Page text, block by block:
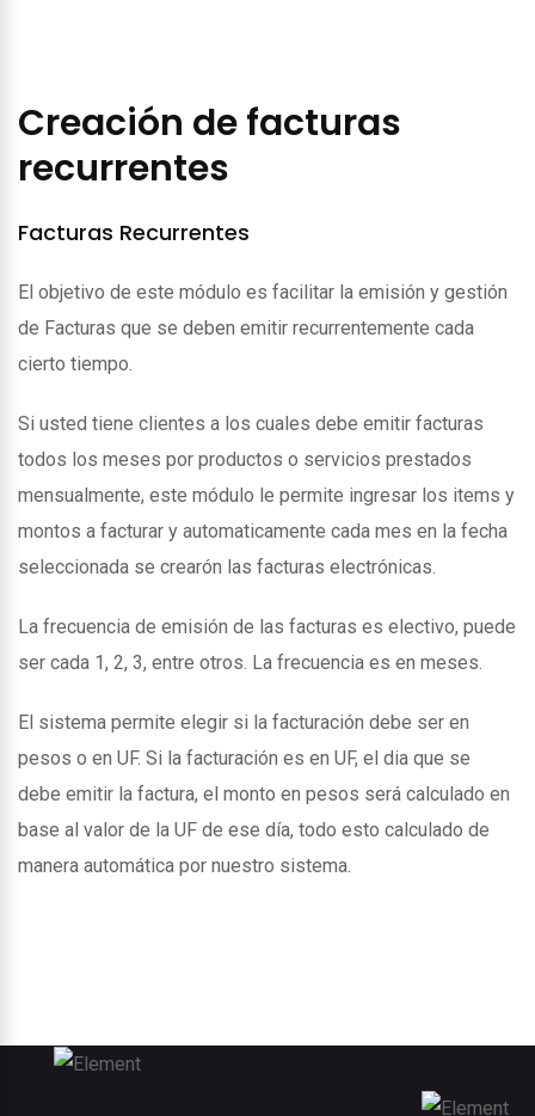
Creación de facturas
recurrentes
Facturas Recurrentes
El objetivo de este módulo es facilitar la emisión y gestión
de Facturas que se deben emitir recurrentemente cada
cierto tiempo.
Si usted tiene clientes a los cuales debe emitir facturas
todos los meses por productos o servicios prestados
mensualmente, este módulo le permite ingresar los items y
montos a facturar y automaticamente cada mes en la fecha
seleccionada se crearón las facturas electrónicas.
La frecuencia de emisión de las facturas es electivo, puede
ser cada 1, 2, 3, entre otros. La frecuencia es en meses.
El sistema permite elegir si la facturación debe ser en
pesos o en UF. Si la facturación es en UF, el dia que se
debe emitir la factura, el monto en pesos será calculado en
base al valor de la UF de ese día, todo esto calculado de
manera automática por nuestro sistema.